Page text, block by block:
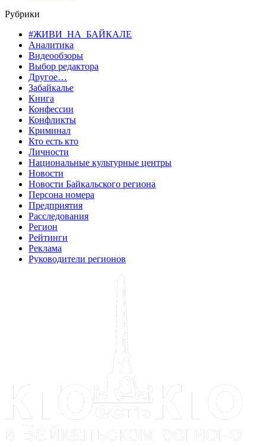
Рубрики
#ЖИВИ_НА_БАЙКАЛЕ
Аналитика
Видеообзоры
Выбор редактора
Другое…
Забайкалье
Книга
Конфессии
Конфликты
Криминал
Кто есть кто
Личности
Национальные культурные центры
Новости
Новости Байкальского региона
Персона номера
Предприятия
Расследования
Регион
Рейтинги
Реклама
Руководители регионов